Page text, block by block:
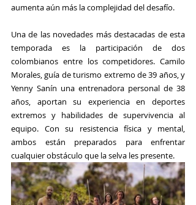
aumenta aún más la complejidad del desafío.
Una de las novedades más destacadas de esta
temporada es la participación de dos
colombianos entre los competidores. Camilo
Morales
Yenny Sanín una entrenadora personal de 38
años, aportan su experiencia en deportes
extremos y habilidades de supervivencia al
equipo. Con su resistencia física y mental,
ambos están preparados para enfrentar
cualquier obstáculo que la selva les presente.